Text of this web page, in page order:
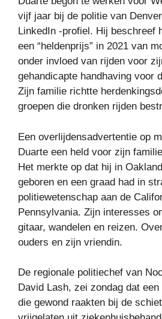
vijf jaar bij de politie van
LinkedIn -profiel. Hij beschreef
een “heldenprijs” in 2021 van
onder invloed van rijden voor
gehandicapte handhaving voor
Zijn familie richtte
groepen die dronken rijden
Een overlijdensadvertentie op
Duarte een held voor zijn
Het merkte op dat hij in
geboren en een graad had in
politiewetenschap aan de
Pennsylvania. Zijn interesses
gitaar, wandelen en reizen.
ouders en zijn vriendin.
De regionale politiechef van
David Lash, zei zondag dat
die gewond raakten bij de